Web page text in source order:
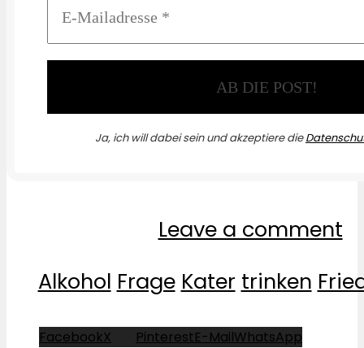
Ja, ich will dabei sein und akzeptiere die
Leave a comment
Alkohol Frage Kater trinken
FacebookX PinterestE-MailWhatsApp